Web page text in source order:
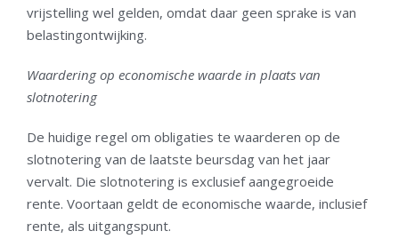
vrijstelling wel gelden, omdat daar geen sprake is van
belastingontwijking.
Waardering op economische waarde in plaats van
slotnotering
De huidige regel om obligaties te waarderen op de
slotnotering van de laatste beursdag van het jaar
vervalt. Die slotnotering is exclusief aangegroeide
rente. Voortaan geldt de economische waarde, inclusief
rente, als uitgangspunt.